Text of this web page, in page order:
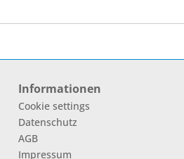
Informationen
Cookie settings
Datenschutz
AGB
Impressum